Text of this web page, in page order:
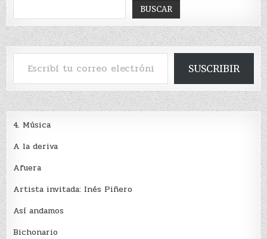
BUSCAR
Escribí tu correo electrónico…
SUSCRIBIR
4. Música
A la deriva
Afuera
Artista invitada: Inés Piñero
Así andamos
Bichonario